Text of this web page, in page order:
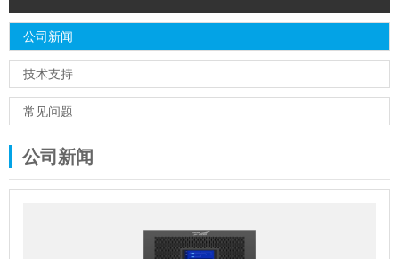
公司新闻
技术支持
常见问题
公司新闻